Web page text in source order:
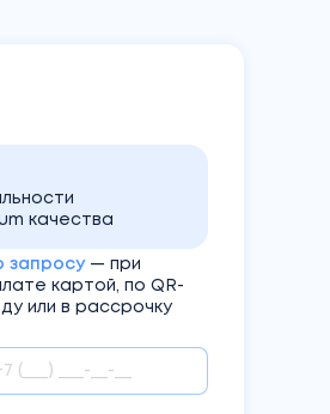
качества
запросу — при
картой, по QR-
или в рассрочку